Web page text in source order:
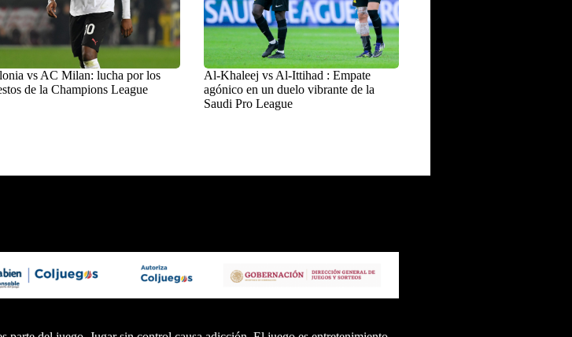
vs AC Milan: lucha por los
de la Champions League
Al-Khaleej vs Al-Ittihad : Empate
agónico en un duelo vibrante de la
Saudi Pro League